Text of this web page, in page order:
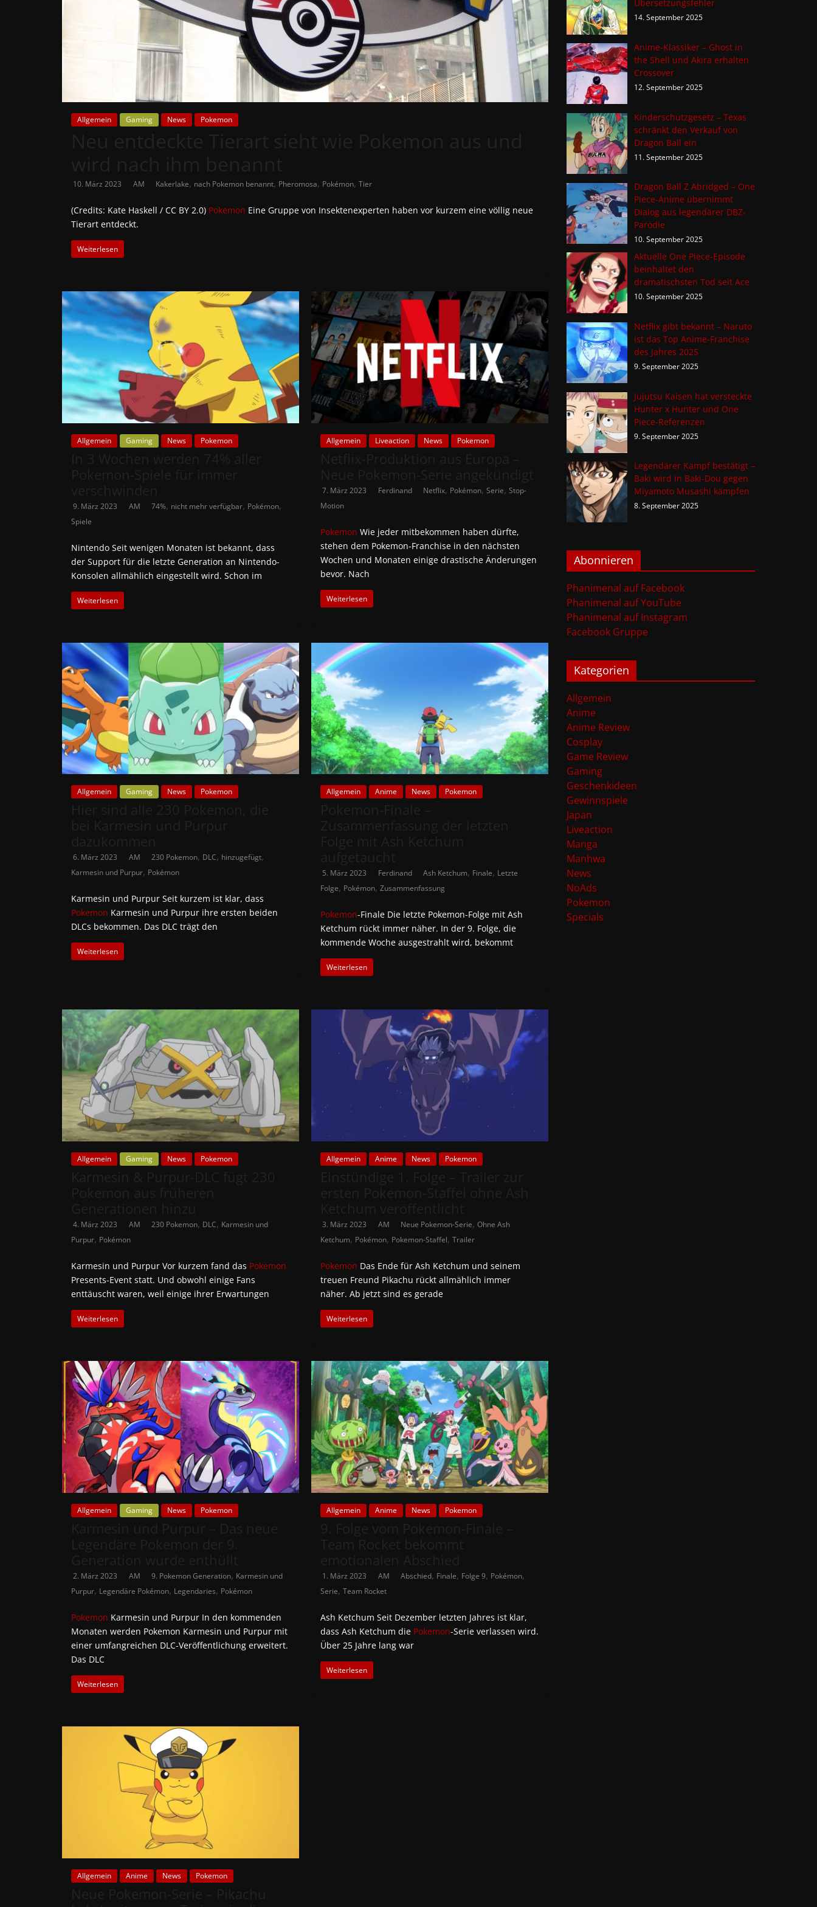
News
Auf
die
aktuellsten
Japan
Deutschland
Allgemein Gaming News Pokemon
10. März 2023 AM Kakerlake, nach Pokemon benannt, Pheromosa, Pokémon, Tier
(Credits: Kate Haskell / CC BY 2.0) Pokemon Eine Gruppe von Insektenexperten haben vor kurzem eine völlig neue
Tierart entdeckt.
Weiterlesen
Allgemein Gaming News Pokemon
9. März 2023 AM 74%, nicht mehr verfügbar, Pokémon,
Spiele
Nintendo Seit wenigen Monaten ist bekannt, dass
der Support für die letzte Generation an Nintendo-
Konsolen allmählich eingestellt wird. Schon im
Weiterlesen
Allgemein Liveaction News Pokemon
7. März 2023 Ferdinand Netflix, Pokémon,Serie,Stop-
Motion
Pokemon Wie jeder mitbekommen haben dürfte,
stehen dem Pokemon-Franchise in den nächsten
Wochen und Monaten einige drastische Änderungen
bevor. Nach
Weiterlesen
Allgemein Gaming News Pokemon
6. März 2023 AM 230 Pokemon, DLC, hinzugefügt,
Karmesin und Purpur, Pokémon
Karmesin und Purpur Seit kurzem ist klar, dass
Pokemon Karmesin und Purpur ihre ersten beiden
DLCs bekommen. Das DLC trägt den
Weiterlesen
Allgemein Anime News Pokemon
5. März 2023 Ferdinand Ash Ketchum, Finale, Letzte
Folge, Pokémon,Zusammenfassung
Pokemon-Finale Die letzte Pokemon-Folge mit Ash
Ketchum rückt immer näher. In der 9. Folge, die
kommende Woche ausgestrahlt wird, bekommt
Weiterlesen
Allgemein Gaming News Pokemon
4. März 2023 AM 230 Pokemon, DLC, Karmesin und
Purpur, Pokémon
Karmesin und Purpur Vor kurzem fand das Pokemon
Presents-Event statt. Und obwohl einige Fans
enttäuscht waren, weil einige ihrer Erwartungen
Weiterlesen
Allgemein Anime News Pokemon
3. März 2023 AM Neue Pokemon-Serie,Ohne Ash
Ketchum, Pokémon, Pokemon-Staffel,Trailer
Pokemon Das Ende für Ash Ketchum und seinem
treuen Freund Pikachu rückt allmählich immer
näher. Ab jetzt sind es gerade
Weiterlesen
Allgemein Gaming News Pokemon
2. März 2023 AM 9. Pokemon Generation, Karmesin und
Purpur, Legendäre Pokémon, Legendaries, Pokémon
Pokemon Karmesin und Purpur In den kommenden
Monaten werden Pokemon Karmesin und Purpur mit
einer umfangreichen DLC-Veröffentlichung erweitert.
Das DLC
Weiterlesen
Allgemein Anime News Pokemon
1. März 2023 AM Abschied, Finale, Folge 9, Pokémon,
Serie,Team Rocket
Ash Ketchum Seit Dezember letzten Jahres ist klar,
dass Ash Ketchum die Pokemon-Serie verlassen wird.
Über 25 Jahre lang war
Weiterlesen
Allgemein Anime News Pokemon
Übersetzungsfehler
14. September 2025
Anime-Klassiker – Ghost in
the Shell und Akira erhalten
Crossover
12. September 2025
Kinderschutzgesetz – Texas
schränkt den Verkauf von
Dragon Ball ein
11. September 2025
Dragon Ball Z Abridged – One
Piece-Anime übernimmt
Dialog aus legendärer DBZ-
Parodie
10. September 2025
Aktuelle One Piece-Episode
beinhaltet den
dramatischsten Tod seit Ace
10. September 2025
Netflix gibt bekannt – Naruto
ist das Top Anime-Franchise
des Jahres 2025
9. September 2025
Jujutsu Kaisen hat versteckte
Hunter x Hunter und One
Piece-Referenzen
9. September 2025
Legendärer Kampf bestätigt –
Baki wird in Baki-Dou gegen
Miyamoto Musashi kämpfen
8. September 2025
Abonnieren
Phanimenal auf Facebook
Phanimenal auf YouTube
Phanimenal auf Instagram
Facebook Gruppe
Kategorien
Allgemein
Anime
Anime Review
Cosplay
Game Review
Gaming
Geschenkideen
Gewinnspiele
Japan
Liveaction
Manga
Manhwa
News
NoAds
Pokemon
Specials